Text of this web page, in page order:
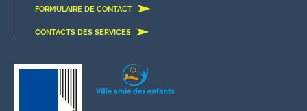
FORMULAIRE DE CONTACT
CONTACTS DES SERVICES